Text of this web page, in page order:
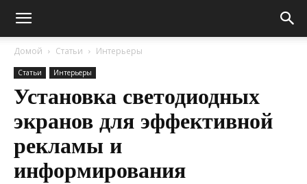
Домой Статьи Интерьеры
Статьи Интерьеры
Установка светодиодных
экранов для эффективной
рекламы и
информирования